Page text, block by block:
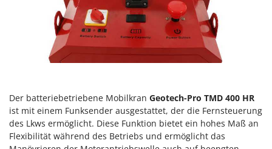
Simatech
Sirman
Smartwood
Snapper
Solidur
Spice Electronics
Der batteriebetriebene Mobilkran Geotech-Pro TMD 400 HR
ist mit einem Funksender ausgestattet, der die Fernsteuerung
des Lkws ermöglicht. Diese Funktion bietet ein hohes Maß an
Flexibilität während des Betriebs und ermöglicht das